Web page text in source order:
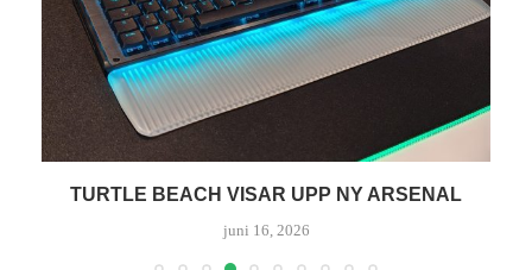
TEST: TRUST – GXT 228 DUEL CHARGE STAND
juni 13, 2026